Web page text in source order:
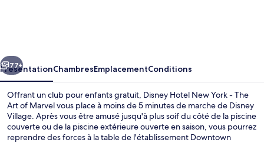
-
The
Art
of
Marvel
Suivant
77+
PrésentationChambresEmplacementConditions
Offrant un club pour enfants gratuit, Disney Hotel New York - The
Art of Marvel vous place à moins de 5 minutes de marche de Disney
Village. Après vous être amusé jusqu'à plus soif du côté de la piscine
couverte ou de la piscine extérieure ouverte en saison, vous pourrez
reprendre des forces à la table de l'établissement Downtown